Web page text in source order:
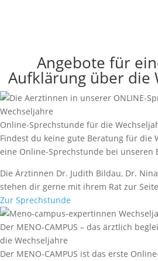
Angebote für
Aufklärung über die
Online-Sprechstunde für die
Findest du keine gute Beratung für die
eine Online-Sprechstunde bei unseren
Die Ärztinnen Dr. Judith Bildau, Dr.
stehen dir gerne mit ihrem Rat zur
Zur Sprechstunde
Der MENO-CAMPUS – das ärztlich
die Wechseljahre
Der MENO-CAMPUS ist das erste